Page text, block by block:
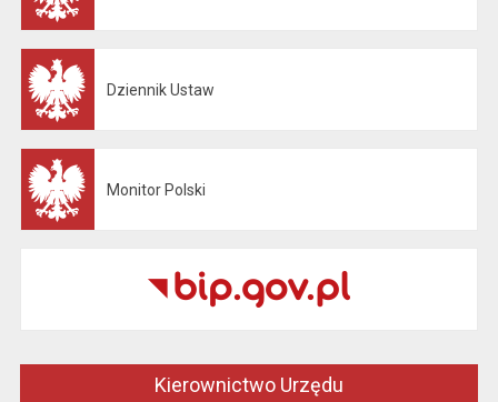
Dziennik Ustaw
Monitor Polski
Kierownictwo Urzędu